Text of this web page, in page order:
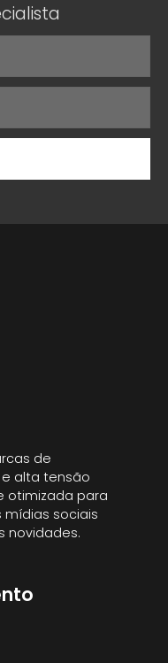
de
alta tensão
otimizada para
sociais
novidades.